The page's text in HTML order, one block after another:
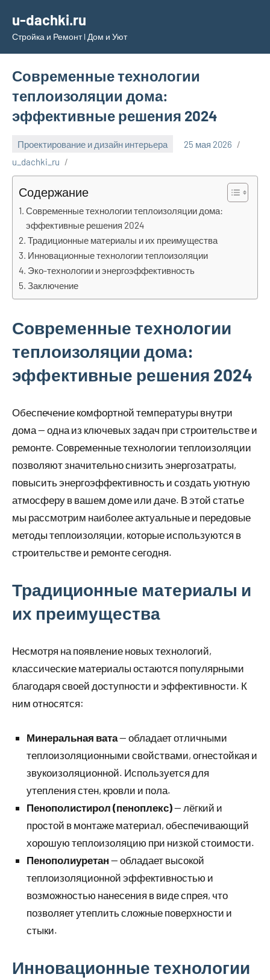
содержимому
u-dachki.ru
Стройка и Ремонт l Дом и Уют
Современные технологии
теплоизоляции дома:
эффективные решения 2024
Проектирование и дизайн интерьера
25 мая 2026
u_dachki_ru
Содержание
Современные технологии теплоизоляции дома:
эффективные решения 2024
Традиционные материалы и их преимущества
Инновационные технологии теплоизоляции
Эко-технологии и энергоэффективность
Заключение
Современные технологии
теплоизоляции дома:
эффективные решения 2024
Обеспечение комфортной температуры внутри
дома — одна из ключевых задач при строительстве и
ремонте. Современные технологии теплоизоляции
позволяют значительно снизить энергозатраты,
повысить энергоэффективность и создать уютную
атмосферу в вашем доме или даче. В этой статье
мы рассмотрим наиболее актуальные и передовые
методы теплоизоляции, которые используются в
строительстве и ремонте сегодня.
Традиционные материалы и
их преимущества
Несмотря на появление новых технологий,
классические материалы остаются популярными
благодаря своей доступности и эффективности. К
ним относятся:
Минеральная вата— обладает отличными
теплоизоляционными свойствами, огнестойкая и
звукоизоляционной. Используется для
утепления стен, кровли и пола.
Пенополистирол (пеноплекс)— лёгкий и
простой в монтаже материал, обеспечивающий
хорошую теплоизоляцию при низкой стоимости.
Пенополиуретан — обладает высокой
теплоизоляционной эффективностью и
возможностью нанесения в виде спрея, что
позволяет утеплить сложные поверхности и
стыки.
Инновационные технологии